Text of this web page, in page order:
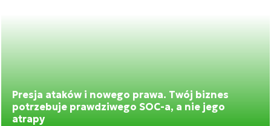
Presja ataków i nowego prawa. Twój biznes
potrzebuje prawdziwego SOC-a, a nie jego
atrapy